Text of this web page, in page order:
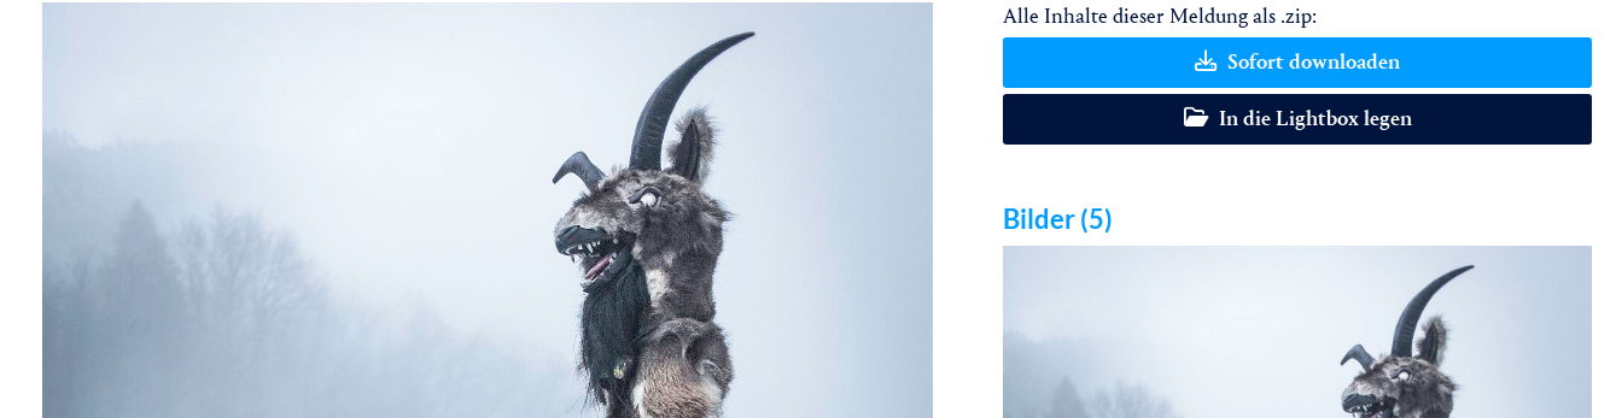
Alle Inhalte dieser Meldung als .zip:
Sofort downloaden
In die Lightbox legen
Bilder (5)